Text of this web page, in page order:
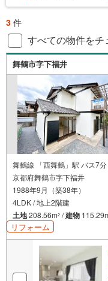
3 件
すべての物件をチ
舞鶴市字下福井
舞鶴線 「西舞鶴」駅 バス7
京都府舞鶴市字下福井
1988年9月（築38年）
4LDK / 地上2階建
土地208.56m2 /建物
リフォーム